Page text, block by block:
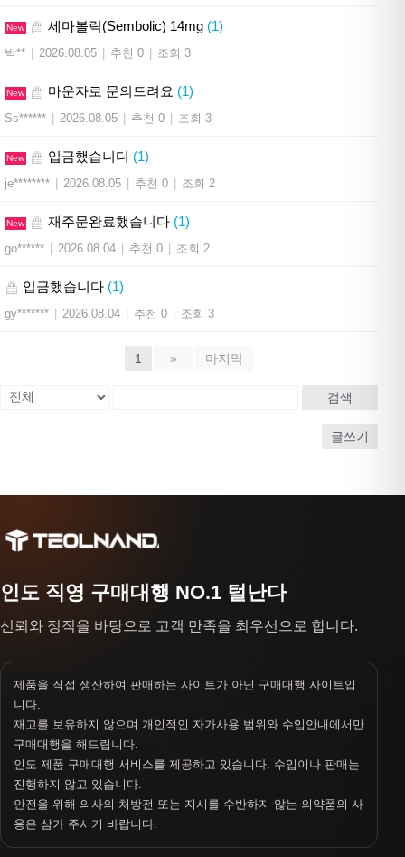
New 세마볼릭(Sembolic) 14mg (1)
박** 2026.08.05 추천 0 조회 3
New 마운자로 문의드려요 (1)
Ss****** 2026.08.05 추천 0 조회 3
New 입금했습니디 (1)
je******** 2026.08.05 추천 0 조회 2
New 재주문완료했습니다 (1)
go****** 2026.08.04 추천 0 조회 2
입금했습니다 (1)
gy******* 2026.08.04 추천 0 조회 3
1 » 마지막
검색
글쓰기
인도 직영 구매대행 NO.1 털난다
신뢰와 정직을 바탕으로 고객 만족을 최우선으로 합니다.
제품을 직접 생산하여 판매하는 사이트가 아닌 구매대행 사이트입
니다.
재고를 보유하지 않으며 개인적인 자가사용 범위와 수입안내에서만
구매대행을 해드립니다.
인도 제품 구매대행 서비스를 제공하고 있습니다. 수입이나 판매는
진행하지 않고 있습니다.
안전을 위해 의사의 처방전 또는 지시를 수반하지 않는 의약품의 사
용은 삼가 주시기 바랍니다.